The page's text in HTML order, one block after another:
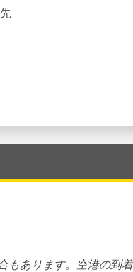
もあります。空港の到